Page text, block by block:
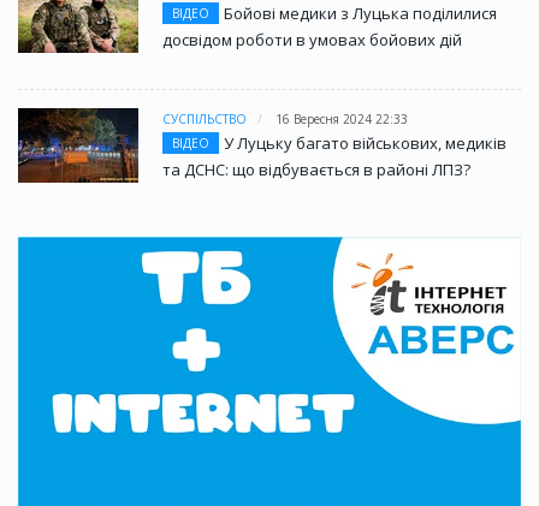
ВІДЕО
Бойові медики з Луцька поділилися
досвідом роботи в умовах бойових дій
СУСПІЛЬСТВО
16 Вересня 2024 22:33
ВІДЕО
У Луцьку багато військових, медиків
та ДСНС: що відбувається в районі ЛПЗ?